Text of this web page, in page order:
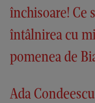
închisoare! Ce
întâlnirea cu
pomenea de
Ada